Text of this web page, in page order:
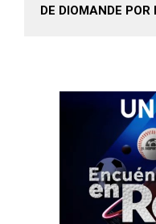
DE DIOMANDE